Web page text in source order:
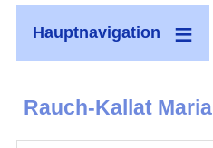
Hauptnavigation
Rauch-Kallat Maria